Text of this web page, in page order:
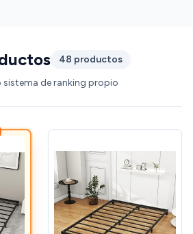
48 productos
de ranking propio